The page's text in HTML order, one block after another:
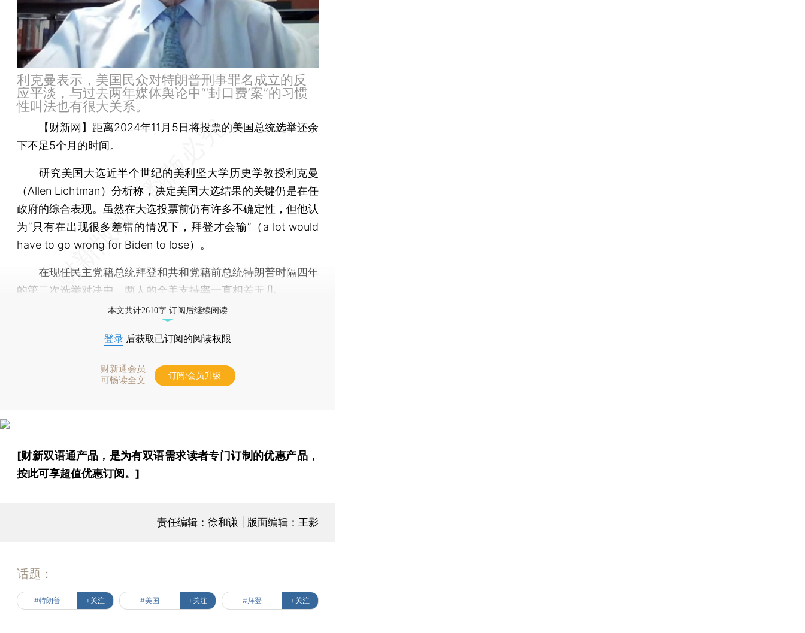
利克曼表示，美国民众对特朗普刑事罪名成立的反
应平淡，与过去两年媒体舆论中“‘封口费’案”的习惯
性叫法也有很大关系。
【财新网】 距离2024年11月5日将投票的美国总统选举还余
下不足5个月的时间。
研究美国大选近半个世纪的美利坚大学历史学教授利克曼
（Allen Lichtman）分析称，决定美国大选结果的关键仍是在任
政府的综合表现。虽然在大选投票前仍有许多不确定性，但他认
为“只有在出现很多差错的情况下，拜登才会输”（a lot would
have to go wrong for Biden to lose）。
在现任民主党籍总统拜登和共和党籍前总统特朗普时隔四年
的第二次选举对决中，两人的全美支持率一直相差无几。
本文共计2610字 订阅后继续阅读
登录 后获取已订阅的阅读权限
财新通会员
可畅读全文
订阅/会员升级
[财新双语通产品，是为有双语需求读者专门订制的优惠产品，
按此可享超值优惠订阅。]
责任编辑：徐和谦 | 版面编辑：王影
话题：
#特朗普 +关注 #美国 +关注 #拜登 +关注